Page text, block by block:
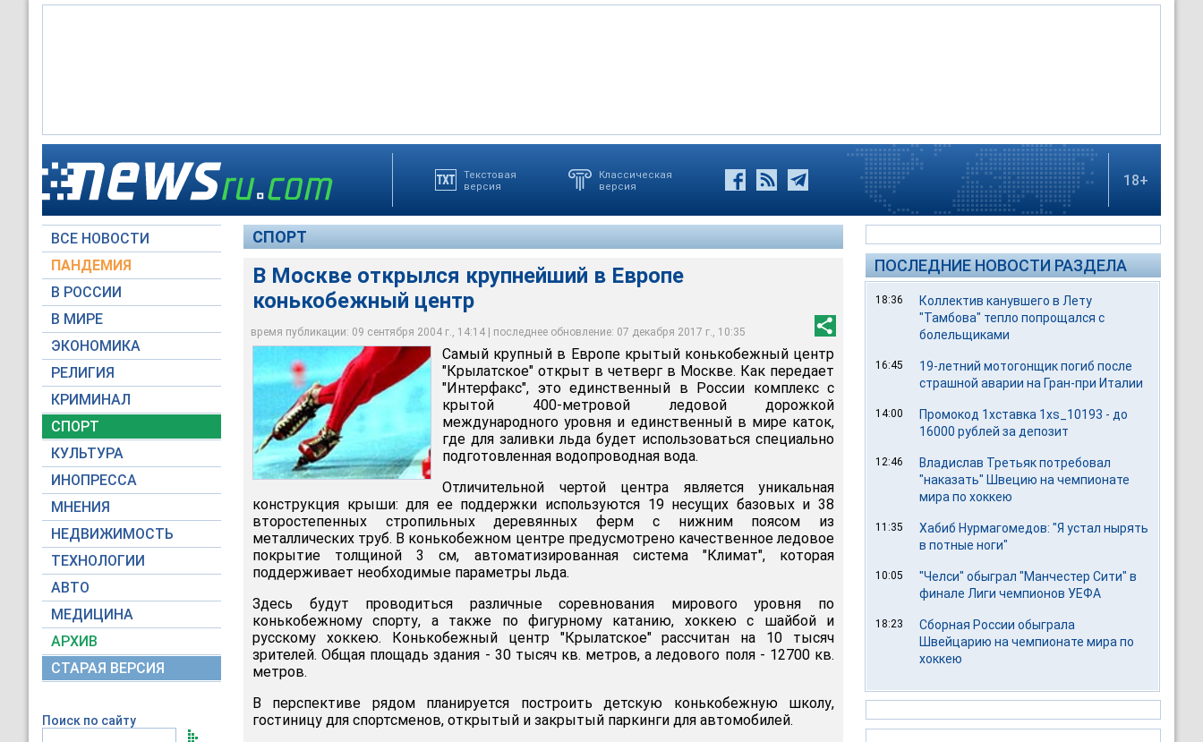
Текстовая
версия
Классическая
версия
18+
ВСЕ НОВОСТИ
ПАНДЕМИЯ
В РОССИИ
В МИРЕ
ЭКОНОМИКА
РЕЛИГИЯ
КРИМИНАЛ
СПОРТ
КУЛЬТУРА
ИНОПРЕССА
МНЕНИЯ
НЕДВИЖИМОСТЬ
ТЕХНОЛОГИИ
АВТО
МЕДИЦИНА
АРХИВ
СТАРАЯ ВЕРСИЯ
Поиск по сайту
СПОРТ
В Москве открылся крупнейший в Европе
конькобежный центр
время публикации: 09 сентября 2004 г., 14:14 | последнее обновление: 07 декабря 2017 г., 10:35
В Москве открылся крупнейший в Европе конькобежный центр
Архив NEWSru.com
Самый крупный в Европе крытый конькобежный центр
"Крылатское" открыт в четверг в Москве. Как передает
"Интерфакс", это единственный в России комплекс с
крытой 400-метровой ледовой дорожкой
международного уровня и единственный в мире каток,
где для заливки льда будет использоваться специально
подготовленная водопроводная вода.
Отличительной чертой центра является уникальная
конструкция крыши: для ее поддержки используются 19 несущих базовых и 38
второстепенных стропильных деревянных ферм с нижним поясом из
металлических труб. В конькобежном центре предусмотрено качественное ледовое
покрытие толщиной 3 см, автоматизированная система "Климат", которая
поддерживает необходимые параметры льда.
Здесь будут проводиться различные соревнования мирового уровня по
конькобежному спорту, а также по фигурному катанию, хоккею с шайбой и
русскому хоккею. Конькобежный центр "Крылатское" рассчитан на 10 тысяч
зрителей. Общая площадь здания - 30 тысяч кв. метров, а ледового поля - 12700 кв.
метров.
В перспективе рядом планируется построить детскую конькобежную школу,
гостиницу для спортсменов, открытый и закрытый паркинги для автомобилей.
ПОСЛЕДНИЕ НОВОСТИ РАЗДЕЛА
18:36
Коллектив канувшего в Лету
"Тамбова" тепло попрощался с
болельщиками
16:45
19-летний мотогонщик погиб после
страшной аварии на Гран-при Италии
14:00
Промокод 1хставка 1xs_10193 - до
16000 рублей за депозит
12:46
Владислав Третьяк потребовал
"наказать" Швецию на чемпионате
мира по хоккею
11:35
Хабиб Нурмагомедов: "Я устал нырять
в потные ноги"
10:05
"Челси" обыграл "Манчестер Сити" в
финале Лиги чемпионов УЕФА
18:23
Сборная России обыграла
Швейцарию на чемпионате мира по
хоккею